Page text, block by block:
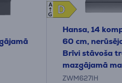
D
D
A
G
Hansa, 14
60 cm,
Brīvi stāvoša
mazgājamā
ZWM627IH